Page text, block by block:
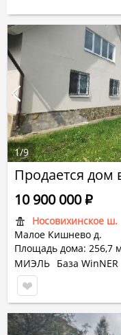
Продается
Носовихинское ш.
Малое Кишнево д.
Площадь дома: 256,7 м
10 900 000Р
МИЭЛЬ База WinNER
1/9